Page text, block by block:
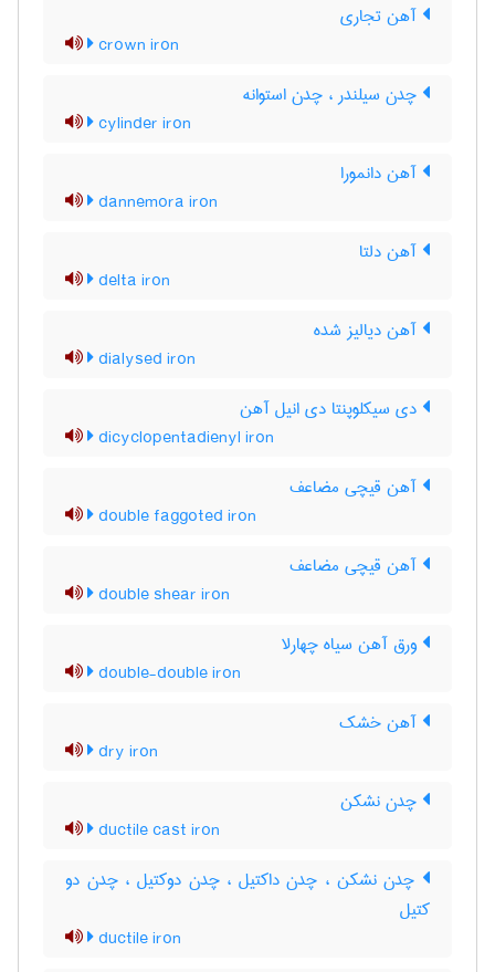
آهن تجاری
crown iron
چدن سیلندر ، چدن استوانه
cylinder iron
آهن دانمورا
dannemora iron
آهن دلتا
delta iron
آهن دیالیز شده
dialysed iron
دی سیکلوپنتا دی انیل آهن
dicyclopentadienyl iron
آهن قیچی مضاعف
double faggoted iron
آهن قیچی مضاعف
double shear iron
ورق آهن سیاه چهارلا
double-double iron
آهن خشک
dry iron
چدن نشکن
ductile cast iron
چدن نشکن ، چدن داکتیل ، چدن دوکتیل ، چدن دو
کتیل
ductile iron